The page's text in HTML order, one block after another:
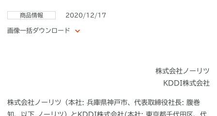
商品情報 2020/12/17
画像一括ダウンロード
株式会社ノーリツ
KDDI株式会社
株式会社ノーリツ（本社: 兵庫県神戸市、代表取締役社長: 腹巻
知、以下 ノーリツ）と KDDI 株式会社(本社: 東京都千代田区、代